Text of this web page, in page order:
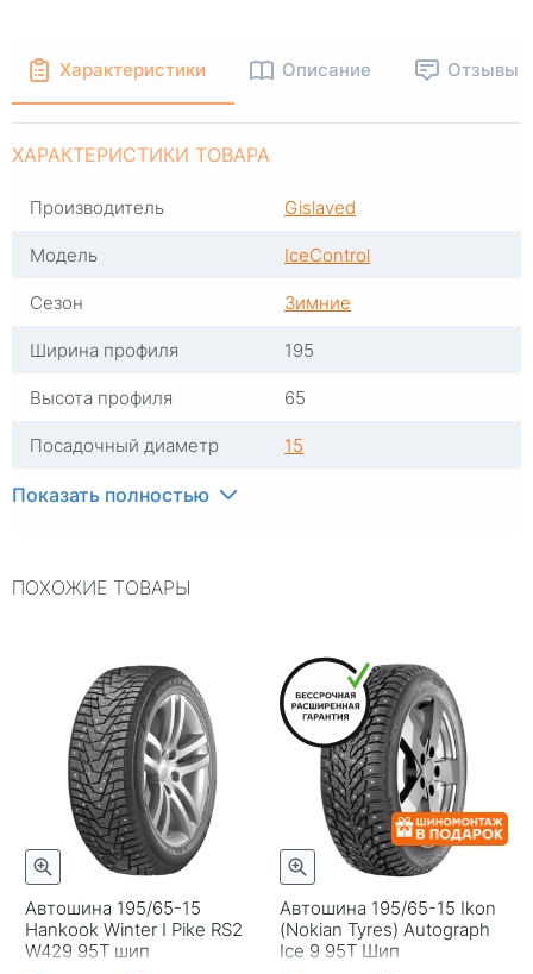
Характеристики Описание Отзывы
ХАРАКТЕРИСТИКИ ТОВАРА
Производитель
Gislaved
Модель
IceControl
Сезон
Зимние
Ширина профиля
195
Высота профиля
65
Посадочный диаметр
15
Индекс скорости
Типоразмер
Тип шины
Легковые
RunFlat
Нет
Комплектация
Шина
Гарантия
Безусловная гарантия
Gislaved
Страна изготовителя
Россия
Показать полностью
ПОХОЖИЕ ТОВАРЫ
Автошина 195/65-15
Hankook Winter I Pike RS2
W429 95T шип
Автошина 195/65-15 Ikon
(Nokian Tyres) Autograph
Ice 9 95T Шип